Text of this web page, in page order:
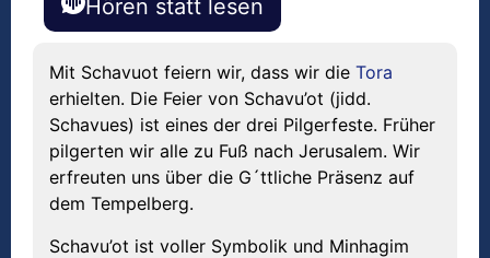
Hören statt lesen
Mit Schavuot feiern wir, dass wir die Tora
erhielten. Die Feier von Schavu’ot (jidd.
Schavues) ist eines der drei Pilgerfeste. Früher
pilgerten wir alle zu Fuß nach Jerusalem. Wir
erfreuten uns über die G´ttliche Präsenz auf
dem Tempelberg.
Schavu’ot ist voller Symbolik und Minhagim